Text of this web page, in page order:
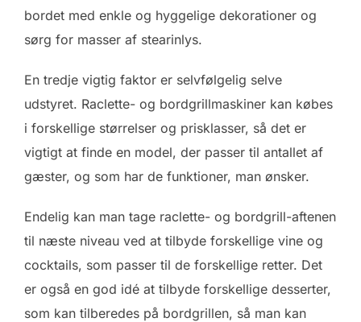
bordet med enkle og hyggelige dekorationer og
sørg for masser af stearinlys.
En tredje vigtig faktor er selvfølgelig selve
udstyret. Raclette- og bordgrillmaskiner kan købes
i forskellige størrelser og prisklasser, så det er
vigtigt at finde en model, der passer til antallet af
gæster, og som har de funktioner, man ønsker.
Endelig kan man tage raclette- og bordgrill-aftenen
til næste niveau ved at tilbyde forskellige vine og
cocktails, som passer til de forskellige retter. Det
er også en god idé at tilbyde forskellige desserter,
som kan tilberedes på bordgrillen, så man kan